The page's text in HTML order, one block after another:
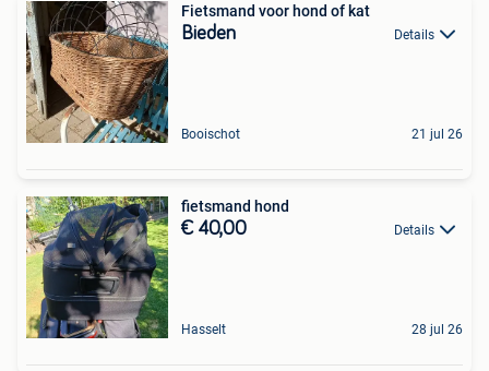
Fietsmand voor hond of kat
Bieden Details
Booischot 21 jul 26
fietsmand hond
€ 40,00 Details
Hasselt 28 jul 26